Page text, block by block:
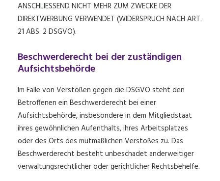
ANSCHLIESSEND NICHT MEHR ZUM ZWECKE DER
DIREKTWERBUNG VERWENDET (WIDERSPRUCH NACH ART.
21 ABS. 2 DSGVO).
Beschwerde­recht bei der zuständigen
Aufsichts­behörde
Im Falle von Verstößen gegen die DSGVO steht den
Betroffenen ein Beschwerderecht bei einer
Aufsichtsbehörde, insbesondere in dem Mitgliedstaat
ihres gewöhnlichen Aufenthalts, ihres Arbeitsplatzes
oder des Orts des mutmaßlichen Verstoßes zu. Das
Beschwerderecht besteht unbeschadet anderweitiger
verwaltungsrechtlicher oder gerichtlicher Rechtsbehelfe.